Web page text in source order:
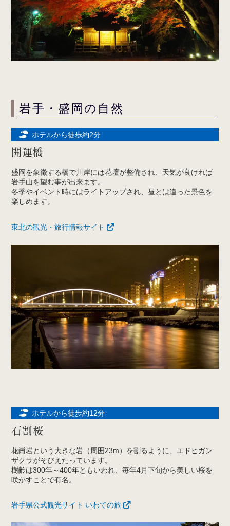
岩手・盛岡の自然
ホテルから徒歩約2分
開運橋
盛岡を象徴する橋で川岸には花壇が整備され、天気が良ければ
岩手山を望む事が出来ます。
冬季やイベント時にはライトアップされ、昼とは違った景色を
楽しめます。
東北の観光・旅行情報サイト
ホテルから徒歩約12分
石割桜
花崗岩という大きな岩（周囲23m）を割るように、エドヒガン
ザクラがそびえたっています。
樹齢は300年～400年ともいわれ、毎年4月下旬から美しい桜を
咲かすことで有名。
岩手県公式観光サイト いわての旅